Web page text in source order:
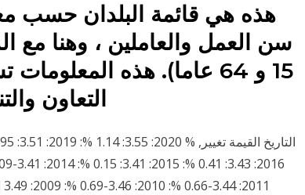
هذه هي قائمة البلدان حسب
سن العمل والعاملين ، وهنا
15 و 64 عاما). هذه
التعاون